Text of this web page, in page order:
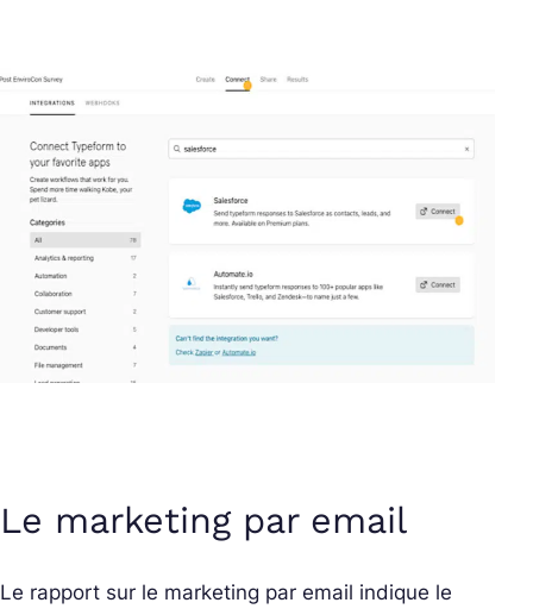
Le marketing par email
Le rapport sur le marketing par email indique le